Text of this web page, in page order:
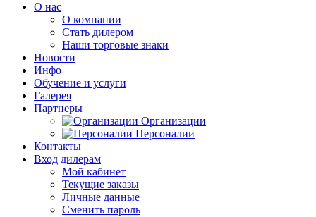
О нас
О компании
Стать дилером
Наши торговые знаки
Новости
Инфо
Обучение и услуги
Галерея
Партнеры
Организации
Персоналии
Контакты
Вход дилерам
Мой кабинет
Текущие заказы
Личные данные
Сменить пароль